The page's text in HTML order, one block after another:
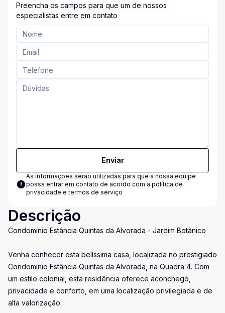
Preencha os campos para que um de nossos
especialistas entre em contato
Enviar
As informações serão utilizadas para que a nossa equipe
possa entrar em contato de acordo com a política de
privacidade e termos de serviço
Descrição
Condomínio Estância Quintas da Alvorada - Jardim Botânico
Venha conhecer esta belíssima casa, localizada no prestigiado
Condomínio Estância Quintas da Alvorada, na Quadra 4. Com
um estilo colonial, esta residência oferece aconchego,
privacidade e conforto, em uma localização privilegiada e de
alta valorização.